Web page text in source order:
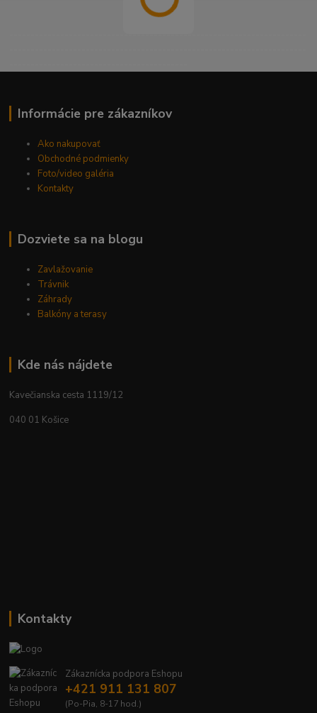
Informácie pre zákazníkov
Ako nakupovať
Obchodné podmienky
Foto/video galéria
Kontakty
Dozviete sa na blogu
Zavlažovanie
Trávnik
Záhrady
Balkóny a terasy
Kde nás nájdete
Kavečianska cesta 1119/12
040 01 Košice
Kontakty
Zákaznícka podpora Eshopu
+421 911 131 807
(Po-Pia, 8-17 hod.)